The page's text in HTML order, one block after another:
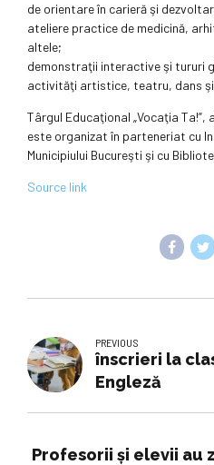
de orientare în carieră şi
ateliere practice de medicină,
altele;
⁠demonstraţii interactive şi tururi
activităţi artistice, teatru, dans
Târgul Educaţional „Vocaţia
este organizat în parteneriat cu
Municipiului Bucureşti şi cu
Source link
PREVIOUS
înscrieri la
Engleză
Profesorii și elevii au